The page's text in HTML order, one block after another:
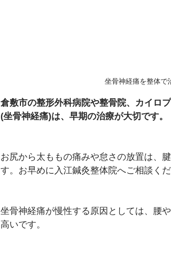
坐骨神経痛を整体で
倉敷市の整形外科病院や整骨院、カイロ
(坐骨神経痛)は、早期の治療が大切です。
お尻から太ももの痛みや怠さの放置は、
す。お早めに入江鍼灸整体院へご相談くだ
坐骨神経痛が慢性する原因としては、腰
高いです。